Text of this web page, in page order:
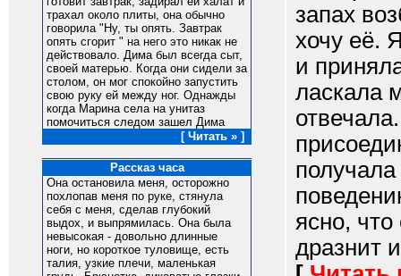
трахал около плиты, она обычно
говорила "Ну, ты опять. Завтрак
опять сгорит " на него это никак не
действовало. Дима был всегда сыт,
своей матерью. Когда они сидели за
столом, он мог спокойно запустить
свою руку ей между ног. Однажды
когда Марина села на унитаз
помочиться следом зашел Дима
[ Читать » ]
Рассказ часа
Она остановила меня, осторожно
похлопав меня по руке, стянула
себя с меня, сделав глубокий
выдох, и выпрямилась. Она была
невысокая - довольно длинные
ноги, но короткое туловище, есть
талия, узкие плечи, маленькая
запах
хочу её.
и
ласкала
ясно,
дразнит